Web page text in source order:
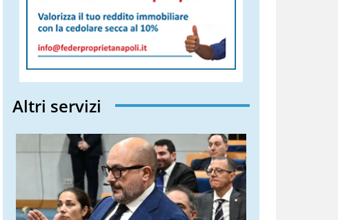
Altri servizi